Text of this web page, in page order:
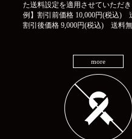
た送料設定を適用させていただき
例】割引前価格 10,000円(税込)
割引後価格 9,000円(税込) 送料
more